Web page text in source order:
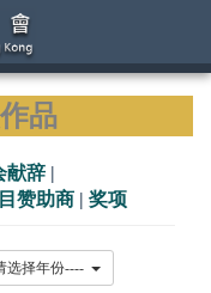
品
献辞 |
赞助商 | 奖项